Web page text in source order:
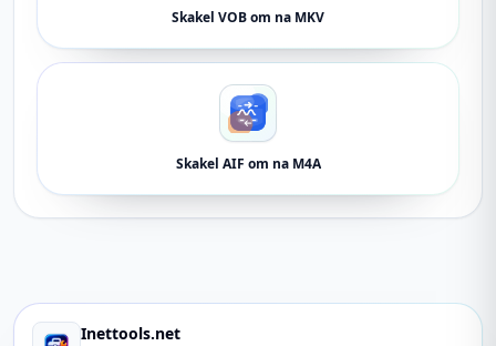
Skakel VOB om na MKV
Skakel AIF om na M4A
Inettools.net